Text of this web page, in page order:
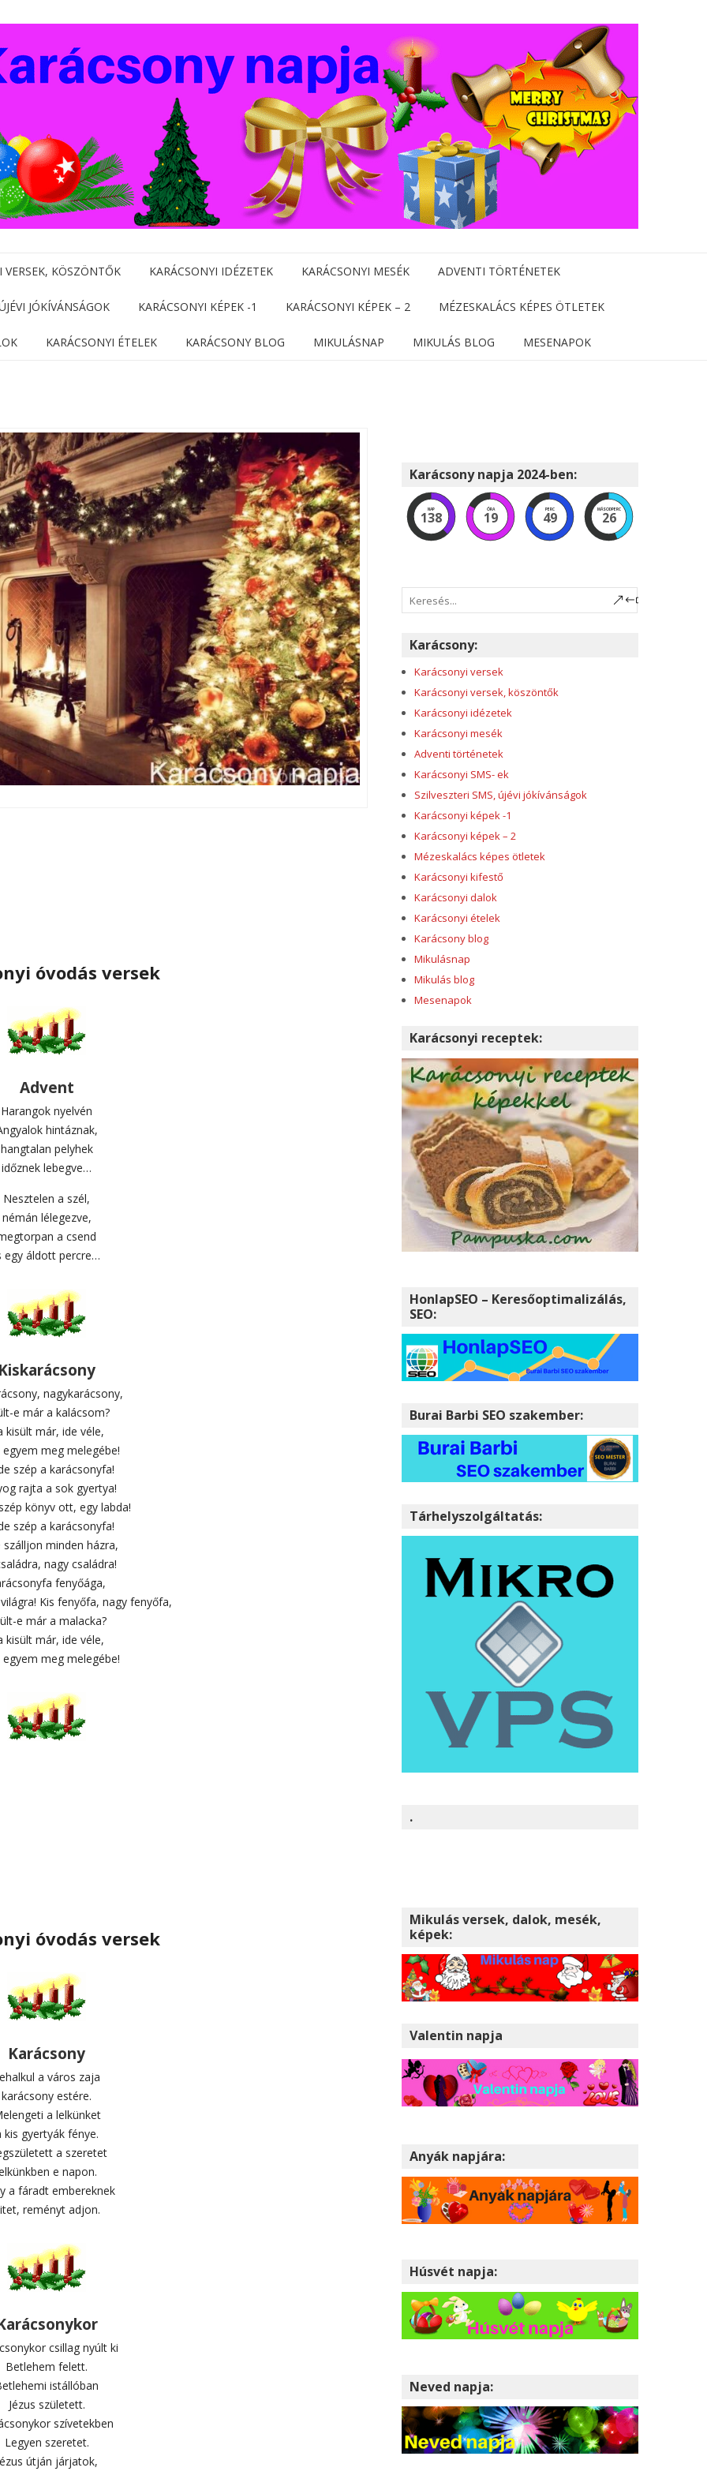
VERSEK, KÖSZÖNTŐK KARÁCSONYI IDÉZETEK KARÁCSONYI MESÉK ADVENTI TÖRTÉNETEK
JÓKÍVÁNSÁGOK KARÁCSONYI KÉPEK -1 KARÁCSONYI KÉPEK – 2 MÉZESKALÁCS KÉPES ÖTLETEK
KARÁCSONYI ÉTELEK KARÁCSONY BLOG MIKULÁSNAP MIKULÁS BLOG MESENAPOK
óvodás versek
Advent
Harangok nyelvén
hintáznak,
hangtalan pelyhek
időznek lebegve…
Nesztelen a szél,
némán lélegezve,
a csend
egy áldott percre…
Kiskarácsony
nagykarácsony,
e már a kalácsom?
kisült már, ide véle,
egyem meg melegébe!
szép a karácsonyfa!
rajta a sok gyertya!
könyv ott, egy labda!
szép a karácsonyfa!
szálljon minden házra,
nagy családra!
fenyőága,
Kis fenyőfa, nagy fenyőfa,
e már a malacka?
kisült már, ide véle,
egyem meg melegébe!
óvodás versek
Karácsony
a város zaja
karácsony estére.
a lelkünket
kis gyertyák fénye.
a szeretet
e napon.
a fáradt embereknek
reményt adjon.
csillag nyúlt ki
Betlehem felett.
istállóban
Jézus született.
szívetekben
Legyen szeretet.
útján járjatok,
Karácsony napja 2024-ben:
NAP
138
ÓRA
19
PERC
49
MÁSODPERC
25
Karácsony:
Karácsonyi versek
Karácsonyi versek, köszöntők
Karácsonyi idézetek
Karácsonyi mesék
Adventi történetek
Karácsonyi SMS- ek
Szilveszteri SMS, újévi jókívánságok
Karácsonyi képek -1
Karácsonyi képek – 2
Mézeskalács képes ötletek
Karácsonyi kifestő
Karácsonyi dalok
Karácsonyi ételek
Karácsony blog
Mikulásnap
Mikulás blog
Mesenapok
Karácsonyi receptek:
HonlapSEO – Keresőoptimalizálás,
SEO:
Burai Barbi SEO szakember:
Tárhelyszolgáltatás:
.
Mikulás versek, dalok, mesék,
képek:
Valentin napja
Anyák napjára:
Húsvét napja:
Neved napja: